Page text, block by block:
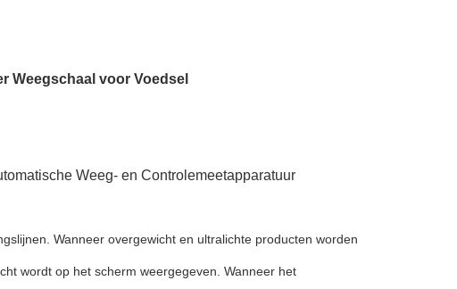
Weegschaal voor Voedsel
Weeg- en Controlemeetapparatuur
Wanneer overgewicht en ultralichte producten worden
wordt op het scherm weergegeven. Wanneer het